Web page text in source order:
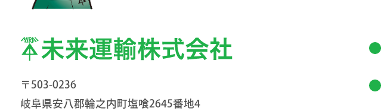
〒503-0236
岐阜県安八郡輪之内町塩喰2645番地4